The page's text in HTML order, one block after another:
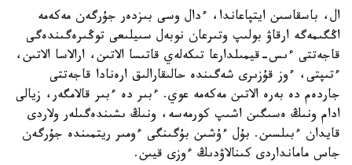
ال، باسقاسىن ايتپاعاندا، ءدال وسى بىزدەر جۇرگەن مەكەمە
اڭگىمەگە ارقاۋ بولىپ وتىرعان نوبەل سىيلىعى توڭىرەگىندەگى
قاجەتتى ءىس-قيمىلدارعا تىكەلەي قاتىسا الاتىن، ارالاسا الاتىن،
ءتىپتى، ءوز قۇزىرى شەگىندە حالىقارالىق ارەنادا قاجەتتى
جاردەم دە بەرە الاتىن مەكەمە عوي. ءبىر دە ءبىر قالامگەر، زيالى
ادام ونىڭ ەسىگىن اشىپ كورمەسە، ونىڭ ىشىندەگىلەر ولاردى
قايدان ءبىلسىن. بۇل ءۇشىن بۇگىنگى ءومىر ريتمىندە جۇرگەن
جاس مامانداردى كىنالاۋدىڭ ءوزى قيىن.